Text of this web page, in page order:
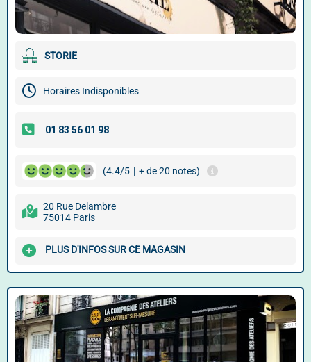
STORIE
Horaires Indisponibles
(4.4/5 | + de 20 notes)
20 Rue Delambre
75014 Paris
PLUS D'INFOS SUR CE MAGASIN